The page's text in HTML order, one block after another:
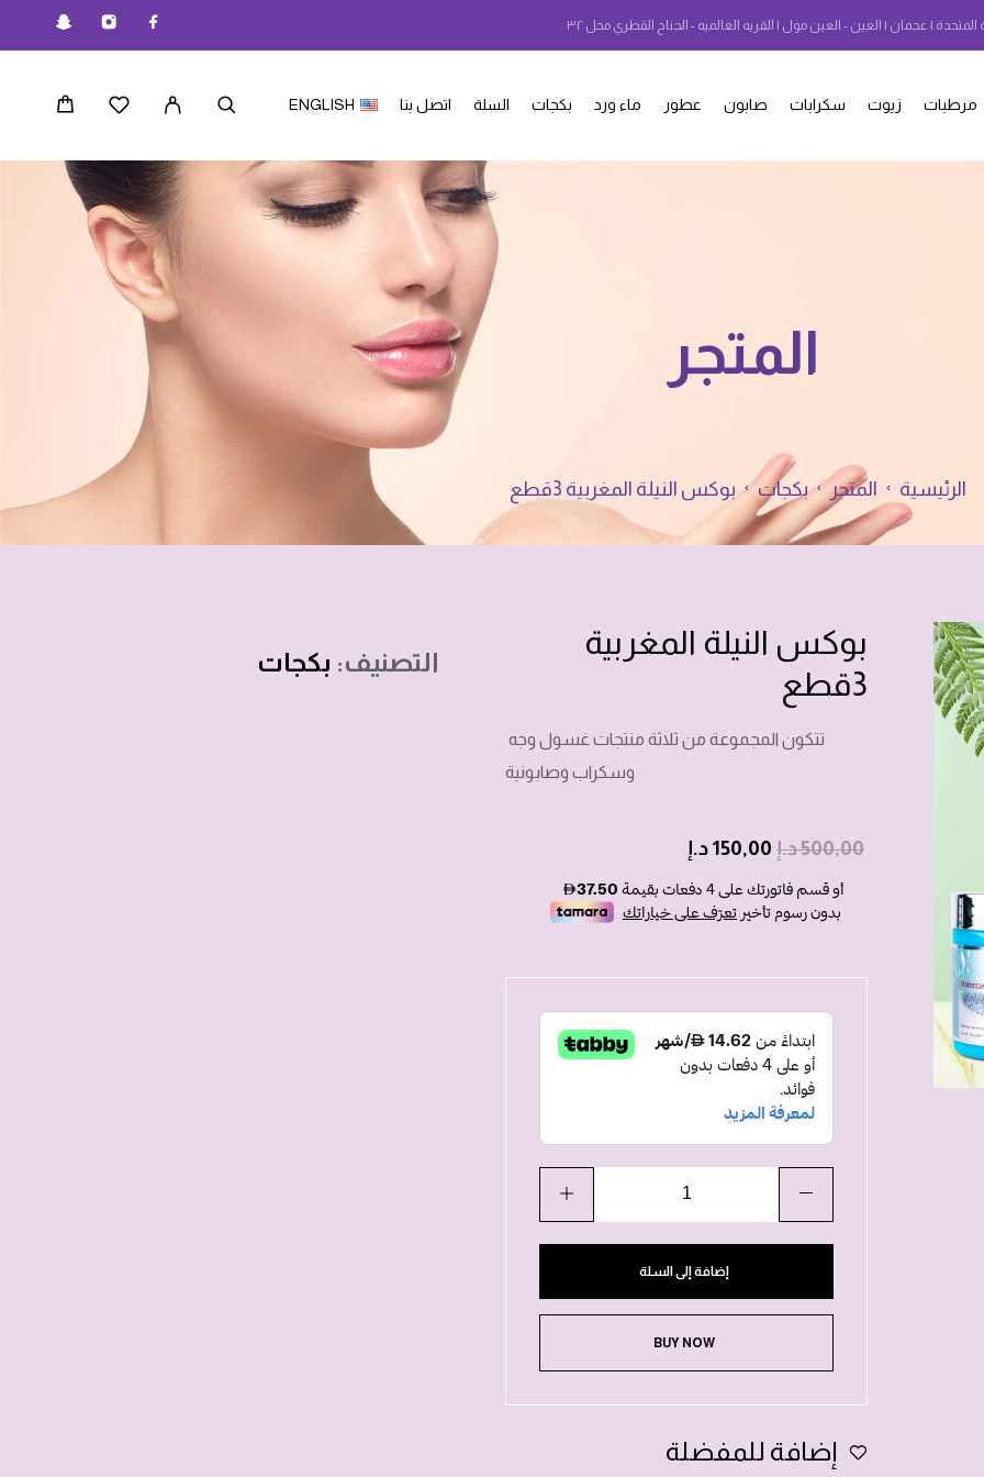
المتحدة | عجمان | العين - العين مول | القريه العالميه - الجناح القطري محل ٣٢
مرطبات زيوت سكرابات صابون عطور ماء ورد بكجات السلة اتصل بنا ENGLISH
المتجر
الرئيسية المتجر بكجات بوكس النيلة المغربية 3قطع
بوكس النيلة المغربية
3قطع
وسكراب وصابونية
500,00د.إ 150,00 د.إ
إضافة إلى السلة
BUY NOW
إضافة للمفضلة
التصنيف: بكجات